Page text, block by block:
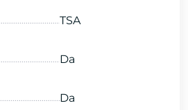
TSA
Da
Da